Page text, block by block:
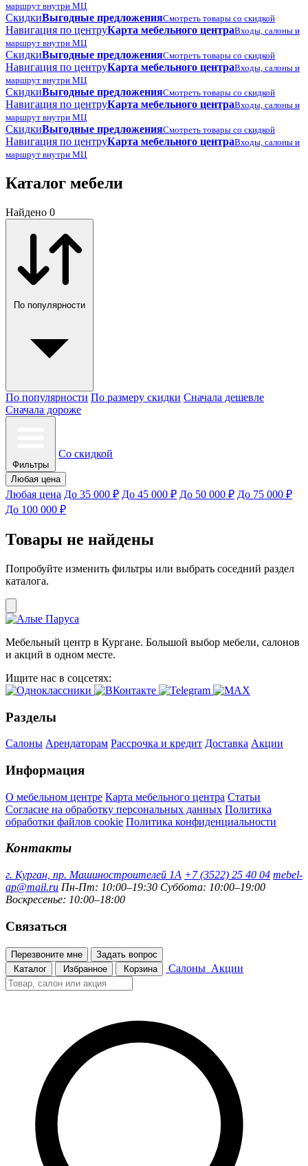
маршрут внутри МЦ
СкидкиВыгодные предложенияСмотреть товары со скидкой
Навигация по центруКарта мебельного центраВходы, салоны и
маршрут внутри МЦ
СкидкиВыгодные предложенияСмотреть товары со скидкой
Навигация по центруКарта мебельного центраВходы, салоны и
маршрут внутри МЦ
СкидкиВыгодные предложенияСмотреть товары со скидкой
Навигация по центруКарта мебельного центраВходы, салоны и
маршрут внутри МЦ
СкидкиВыгодные предложенияСмотреть товары со скидкой
Навигация по центруКарта мебельного центраВходы, салоны и
маршрут внутри МЦ
Каталог мебели
Найдено 0
По популярности
По популярности По размеру скидки Сначала дешевле
Сначала дороже
Фильтры
Со скидкой
Любая цена
Любая цена До 35 000 ₽ До 45 000 ₽ До 50 000 ₽ До 75 000 ₽
До 100 000 ₽
Товары не найдены
Попробуйте изменить фильтры или выбрать соседний раздел
каталога.
Мебельный центр в Кургане. Большой выбор мебели, салонов
и акций в одном месте.
Ищите нас в соцсетях:
Разделы
Салоны Арендаторам Рассрочка и кредит Доставка Акции
Информация
О мебельном центре Карта мебельного центра Статьи
Согласие на обработку персональных данных Политика
обработки файлов cookie Политика конфиденциальности
Контакты
г. Курган, пр. Машиностроителей 1А +7 (3522) 25 40 04 mebel-
ap@mail.ru Пн-Пт: 10:00–19:30 Суббота: 10:00–19:00
Воскресенье: 10:00–18:00
Связаться
Перезвоните мне
Задать вопрос
Каталог
Избранное Корзина Салоны Акции